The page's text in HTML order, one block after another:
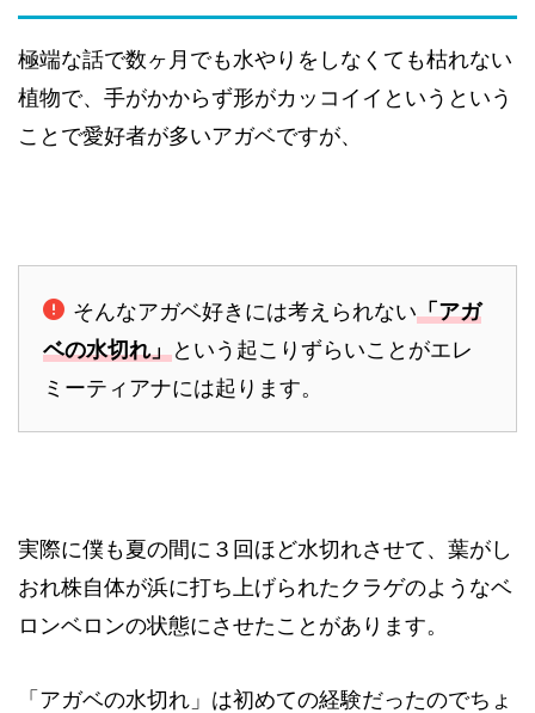
極端な話で数ヶ月でも水やりをしなくても枯れない
植物で、手がかからず形がカッコイイというという
ことで愛好者が多いアガベですが、
そんなアガベ好きには考えられない「アガ
ベの水切れ」という起こりずらいことがエレ
ミーティアナには起ります。
実際に僕も夏の間に３回ほど水切れさせて、葉がし
おれ株自体が浜に打ち上げられたクラゲのようなベ
ロンベロンの状態にさせたことがあります。
「アガベの水切れ」は初めての経験だったのでちょ